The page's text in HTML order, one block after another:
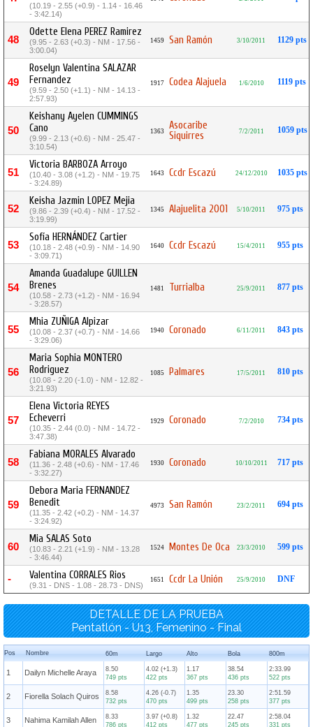
(10.19 - 2.55 (+0.9) - 1.14 - 16.46
- 3:42.14)
48
Odette Elena PEREZ Ramirez
(9.95 - 2.63 (+0.3) - NM - 17.56 -
3:00.04)
1459 San Ramón 3/10/2011 1129 pts
49
Roselyn Valentina SALAZAR
Fernandez
(9.59 - 2.50 (+1.1) - NM - 14.13 -
2:57.93)
1917 Codea Alajuela 1/6/2010 1119 pts
50
Keishany Ayelen CUMMINGS
Cano
(9.99 - 2.13 (+0.6) - NM - 25.47 -
3:10.54)
1363
Asocaribe
Siquirres
7/2/2011 1059 pts
51
Victoria BARBOZA Arroyo
(10.40 - 3.08 (+1.2) - NM - 19.75
- 3:24.89)
1643 Ccdr Escazú 24/12/2010 1035 pts
52
Keisha Jazmin LOPEZ Mejia
(9.86 - 2.39 (+0.4) - NM - 17.52 -
3:19.99)
1345 Alajuelita 2001 5/10/2011 975 pts
53
Sofía HERNÁNDEZ Cartier
(10.18 - 2.48 (+0.9) - NM - 14.90
- 3:09.71)
1640 Ccdr Escazú 15/4/2011 955 pts
54
Amanda Guadalupe GUILLEN
Brenes
(10.58 - 2.73 (+1.2) - NM - 16.94
- 3:28.57)
1481 Turrialba 25/9/2011 877 pts
55
Mhia ZUÑIGA Alpizar
(10.08 - 2.37 (+0.7) - NM - 14.66
- 3:29.06)
1940 Coronado 6/11/2011 843 pts
56
Maria Sophia MONTERO
Rodriguez
(10.08 - 2.20 (-1.0) - NM - 12.82 -
3:21.93)
1085 Palmares 17/5/2011 810 pts
57
Elena Victoria REYES
Echeverri
(10.35 - 2.44 (0.0) - NM - 14.72 -
3:47.38)
1929 Coronado 7/2/2010 734 pts
58
Fabiana MORALES Alvarado
(11.36 - 2.48 (+0.6) - NM - 17.46
- 3:32.27)
1930 Coronado 10/10/2011 717 pts
59
Debora Maria FERNANDEZ
Benedit
(11.35 - 2.42 (+0.2) - NM - 14.37
- 3:24.92)
4973 San Ramón 23/2/2011 694 pts
60
Mia SALAS Soto
(10.83 - 2.21 (+1.9) - NM - 13.28
- 3:46.44)
1524 Montes De Oca 23/3/2010 599 pts
- Valentina CORRALES Rios
(9.31 - DNS - 1.08 - 28.73 - DNS)
1651 Ccdr La Unión 25/9/2010 DNF
DETALLE DE LA PRUEBA
Pentatlón - U13, Femenino - Final
Pos Nombre 60m Largo Alto Bola 800m
1 Dailyn Michelle Araya
8.50
749 pts
4.02 (+1.3)
422 pts
1.17
367 pts
38.54
436 pts
2:33.99
522 pts
2 Fiorella Solach Quiros
8.58
732 pts
4.26 (-0.7)
470 pts
1.35
499 pts
23.30
258 pts
2:51.59
377 pts
3 Nahima Kamilah Allen
8.33
786 pts
3.97 (+0.8)
412 pts
1.32
477 pts
22.47
245 pts
2:58.04
331 pts